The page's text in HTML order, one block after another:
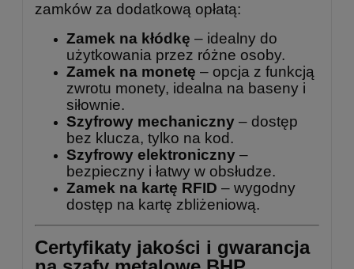
zamków za dodatkową opłatą:
Zamek na kłódkę – idealny do
użytkowania przez różne osoby.
Zamek na monetę – opcja z funkcją
zwrotu monety, idealna na baseny i
siłownie.
Szyfrowy mechaniczny – dostęp
bez klucza, tylko na kod.
Szyfrowy elektroniczny –
bezpieczny i łatwy w obsłudze.
Zamek na kartę RFID – wygodny
dostęp na kartę zbliżeniową.
Certyfikaty jakości i gwarancja